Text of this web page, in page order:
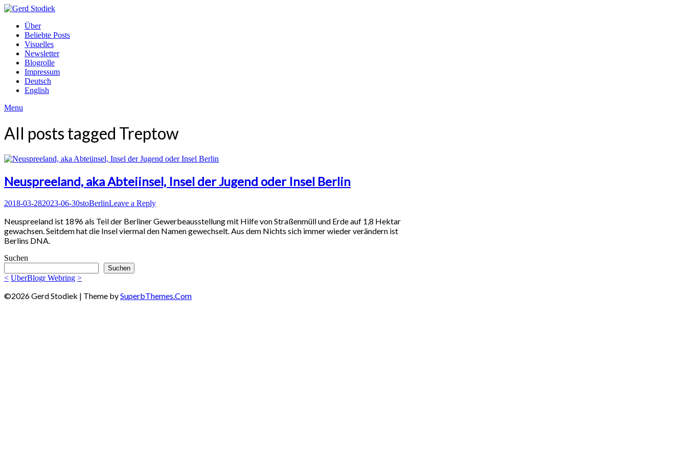
Skip
content
StodiekÜber
Beliebte Posts
Visuelles
Newsletter
Blogrolle
Impressum
Deutsch
English
Menu
All posts tagged Treptow
Neuspreeland, aka Abteiinsel, Insel der Jugend oder Insel Berlin
Posted
2018-03-282023-06-30Author
stoPosted
BerlinLeave a Reply
Neuspreeland ist 1896 als Teil der Berliner Gewerbeausstellung mit Hilfe von Straßenmüll und Erde auf 1,8 Hektar
gewachsen. Seitdem hat die Insel viermal den Namen gewechselt. Aus dem Nichts sich immer wieder verändern ist
Berlins DNA.
Suchen
Suchen
< UberBlogr Webring >
©2026 Gerd Stodiek | Theme bySuperbThemes.Com